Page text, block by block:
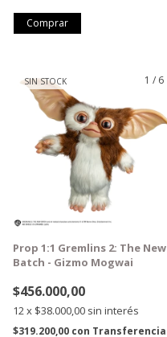
1 / 6
SIN STOCK
GRATIS
Prop 1:1 Gremlins 2: The New
Batch - Gizmo Mogwai
$456.000,00
12x $38.000,00 sin interés
$319.200,00 con Transferencia